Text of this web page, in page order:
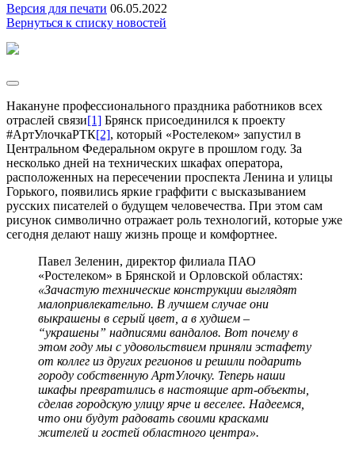
Версия для печати 06.05.2022
Вернуться к списку новостей
Накануне профессионального праздника работников всех
отраслей связи[1] Брянск присоединился к проекту
#АртУлочкаРТК[2], который «Ростелеком» запустил в
Центральном Федеральном округе в прошлом году. За
несколько дней на технических шкафах оператора,
расположенных на пересечении проспекта Ленина и улицы
Горького, появились яркие граффити с высказыванием
русских писателей о будущем человечества. При этом сам
рисунок символично отражает роль технологий, которые уже
сегодня делают нашу жизнь проще и комфортнее.
Павел Зеленин, директор филиала ПАО
«Ростелеком» в Брянской и Орловской областях:
«Зачастую технические конструкции выглядят
малопривлекательно. В лучшем случае они
выкрашены в серый цвет, а в худшем –
“украшены” надписями вандалов. Вот почему в
этом году мы с удовольствием приняли эстафету
от коллег из других регионов и решили подарить
городу собственную АртУлочку. Теперь наши
шкафы превратились в настоящие арт-объекты,
сделав городскую улицу ярче и веселее. Надеемся,
что они будут радовать своими красками
жителей и гостей областного центра».